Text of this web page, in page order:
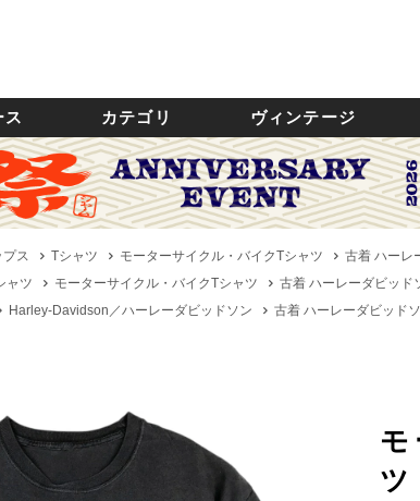
ス カテゴリ ヴィンテージ
プス Tシャツ モーターサイクル・バイクTシャツ
古着 ハーレ
ャツ モーターサイクル・バイクTシャツ
古着 ハーレーダビッド
Harley-Davidson／ハーレーダビッドソン 古着 ハーレーダビッド
ツ